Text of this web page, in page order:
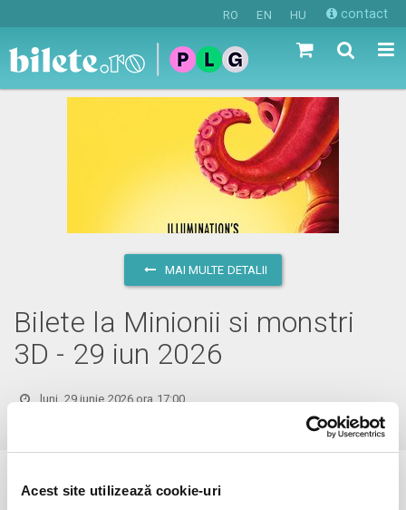
Acest site utilizează cookie-uri
RO EN HU contact
MAI MULTE DETALII
Bilete la Minionii si monstri
3D - 29 iun 2026
luni, 29 iunie 2026 ora 17:00
vezi pe harta
Evenimentul a expirat.